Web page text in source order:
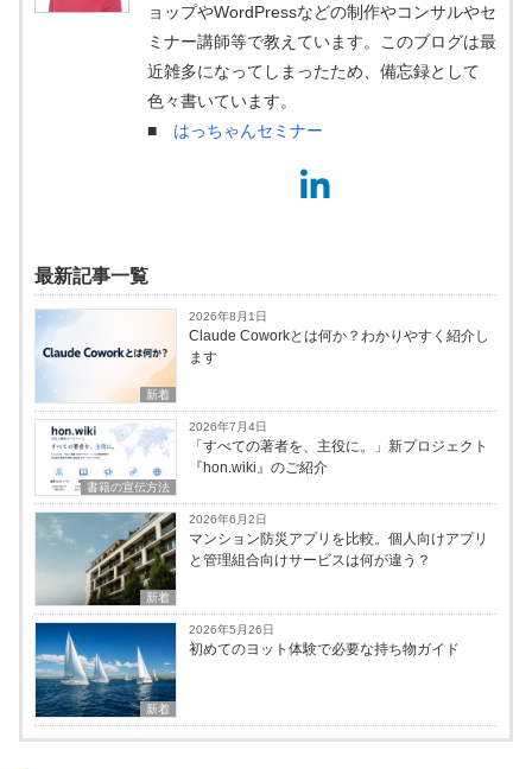
ョップやWordPressなどの制作やコンサルやセ
ミナー講師等で教えています。このブログは最
近雑多になってしまったため、備忘録として
色々書いています。
■ はっちゃんセミナー
最新記事一覧
新着
2026年8月1日
Claude Coworkとは何か？わかりやすく紹介し
ます
書籍の宣伝方法
2026年7月4日
「すべての著者を、主役に。」新プロジェクト
『hon.wiki』のご紹介
新着
2026年6月2日
マンション防災アプリを比較。個人向けアプリ
と管理組合向けサービスは何が違う？
新着
2026年5月26日
初めてのヨット体験で必要な持ち物ガイド